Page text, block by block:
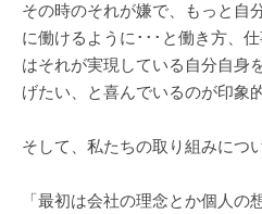
その時のそれが嫌で、もっと自
に働けるように･･･と働き方、
はそれが実現している自分自身
げたい、と喜んでいるのが印象
そして、私たちの取り組みにつ
「最初は会社の理念とか個人の